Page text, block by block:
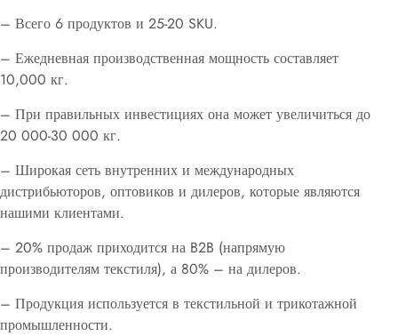
– Всего 6 продуктов и 25-20 SKU.
– Ежедневная производственная мощность составляет
10,000 кг.
– При правильных инвестициях она может увеличиться до
20 000-30 000 кг.
– Широкая сеть внутренних и международных
дистрибьюторов, оптовиков и дилеров, которые являются
нашими клиентами.
– 20% продаж приходится на B2B (напрямую
производителям текстиля), а 80% – на дилеров.
– Продукция используется в текстильной и трикотажной
промышленности.